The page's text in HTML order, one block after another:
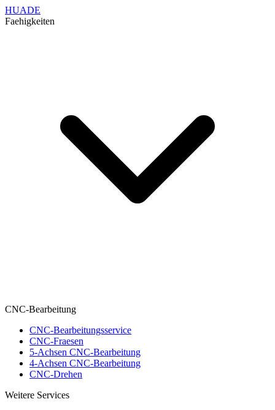
HUADE
Faehigkeiten
CNC-Bearbeitung
CNC-Bearbeitungsservice
CNC-Fraesen
5-Achsen CNC-Bearbeitung
4-Achsen CNC-Bearbeitung
CNC-Drehen
Weitere Services